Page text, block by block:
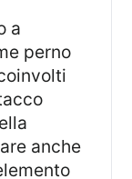
a
perno
anche